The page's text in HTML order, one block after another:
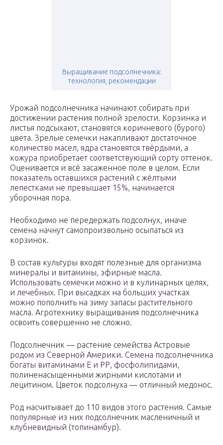
Выращивание подсолнечника:
технология, рекомендации
Урожай подсолнечника начинают собирать при
достижении растения полной зрелости. Корзинка и
листья подсыхают, становятся коричневого (бурого)
цвета. Зрелые семечки накапливают достаточное
количество масел, ядра становятся твёрдыми, а
кожура приобретает соответствующий сорту оттенок.
Оценивается и всё засаженное поле в целом. Если
показатель оставшихся растений с жёлтыми
лепестками не превышает 15%, начинается
уборочная пора.
Необходимо не передержать подсолнух, иначе
семена начнут самопроизвольно осыпаться из
корзинок.
В состав культуры входят полезные для организма
минералы и витамины, эфирные масла.
Использовать семечки можно и в кулинарных целях,
и лечебных. При высадках на больших участках
можно пополнить на зиму запасы растительного
масла. Агротехнику выращивания подсолнечника
освоить совершенно не сложно.
Подсолнечник — растение семейства Астровые
родом из Северной Америки. Семена подсолнечника
богаты витаминами E и РР, фосфолипидами,
полиненасыщенными жирными кислотами и
лецитином. Цветок подсолнуха — отличный медонос.
Род насчитывает до 110 видов этого растения. Самые
популярные из них подсолнечник масленичный и
клубневидный (топинамбур).